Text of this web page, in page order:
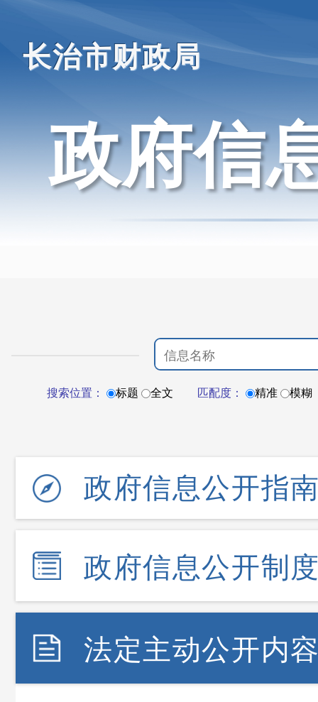
长治市财政局
政府信
搜索位置： 标题 全文 匹配度： 精准 模糊
政府信息公开指
政府信息公开制
法定主动公开内